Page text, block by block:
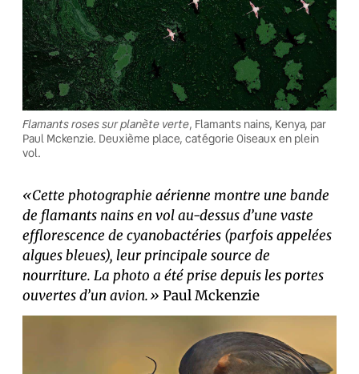
Flamants roses sur planète verte, Flamants nains, Kenya, par
Paul Mckenzie. Deuxième place, catégorie Oiseaux en plein
vol.
«Cette photographie aérienne montre une bande
de flamants nains en vol au-dessus d’une vaste
efflorescence de cyanobactéries (parfois appelées
algues bleues), leur principale source de
nourriture. La photo a été prise depuis les portes
ouvertes d’un avion.» Paul Mckenzie